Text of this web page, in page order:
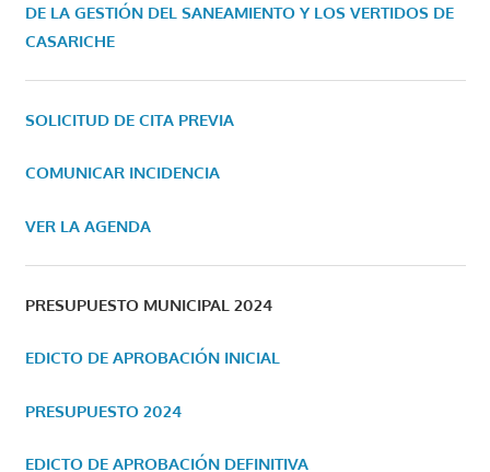
DE LA GESTIÓN DEL SANEAMIENTO Y LOS VERTIDOS DE
CASARICHE
SOLICITUD DE CITA PREVIA
COMUNICAR INCIDENCIA
VER LA AGENDA
PRESUPUESTO MUNICIPAL 2024
EDICTO DE APROBACIÓN INICIAL
PRESUPUESTO 2024
EDICTO DE APROBACIÓN DEFINITIVA